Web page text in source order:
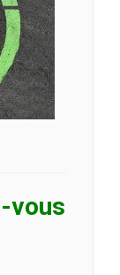
vous